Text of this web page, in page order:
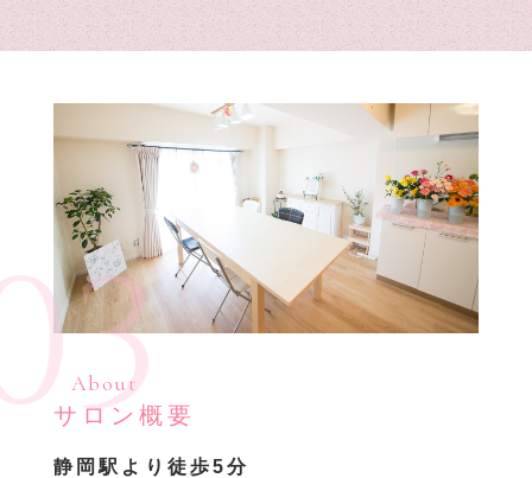
About
サロン概要
静岡駅より徒歩5分